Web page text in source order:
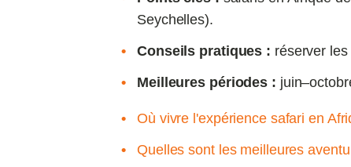
Seychelles).
Conseils pratiques : réserver
Meilleures périodes :
Où vivre l'expérience safari en
Quelles sont les meilleures